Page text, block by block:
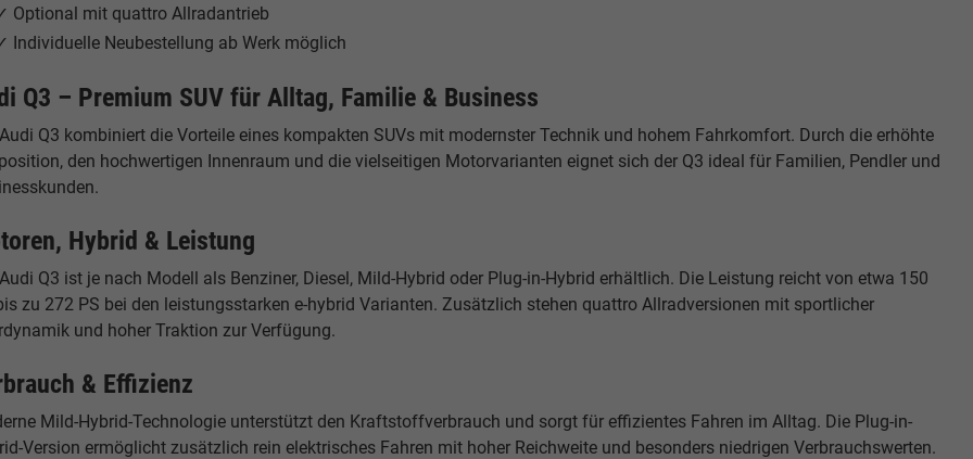
Optional mit quattro Allradantrieb
Individuelle Neubestellung ab Werk möglich
Q3 – Premium SUV für Alltag, Familie & Business
Q3 kombiniert die Vorteile eines kompakten SUVs mit modernster Technik und hohem Fahrkomfort. Durch die erhöhte
den hochwertigen Innenraum und die vielseitigen Motorvarianten eignet sich der Q3 ideal für Familien, Pendler und
Hybrid & Leistung
Q3 ist je nach Modell als Benziner, Diesel, Mild-Hybrid oder Plug-in-Hybrid erhältlich. Die Leistung reicht von etwa 150
zu 272 PS bei den leistungsstarken e-hybrid Varianten. Zusätzlich stehen quattro Allradversionen mit sportlicher
und hoher Traktion zur Verfügung.
& Effizienz
Mild-Hybrid-Technologie unterstützt den Kraftstoffverbrauch und sorgt für effizientes Fahren im Alltag. Die Plug-in-
Version ermöglicht zusätzlich rein elektrisches Fahren mit hoher Reichweite und besonders niedrigen Verbrauchswerten.